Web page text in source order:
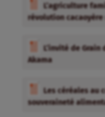
L’agriculture
révolution
L’invité de
Akama
Les céréales au
souveraineté